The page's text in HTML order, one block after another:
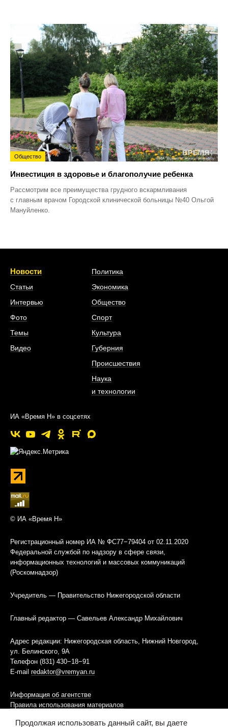
Общество
Инвестиция в здоровье и благополучие ребенка
Рассмотрим все преимущества грудного вскармливания
с главным врачом Городской клинической больницы №40 Ольгой
Мануйленко.
Новости
Статьи
Интервью
Фото
Темы
Видео
Политика
Экономика
Общество
Спорт
Культура
Губерния
Происшествия
Наука
и технологии
ИА «Время Н» в соцсетях
© ИА «Время Н»
Регистрационный номер ИА № ФС77−79404 от 02.11.2020
Федеральной службой по надзору в сфере связи,
информационных технологий и массовых коммуникаций
(Роскомнадзор)
Учредитель — Правительство Нижегородской области
Главный редактор — Савельев Александр Михайлович
Адрес редакции: Нижегородская область, Нижний Новгород,
ул. Белинского, 9А
Телефон (831) 430−18−91
E-mail redaktor@vremyan.ru
Информация об агентстве
Правила использования материалов
Продолжая использовать данный сайт, вы даете